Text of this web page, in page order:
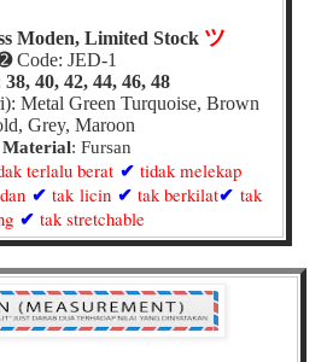
Moden, Limited Stock ツ
Code: JED-1
38, 40, 42, 44, 46, 48
Metal Green Turquoise, Brown
Grey, Maroon
Material: Fursan
terlalu berat ✔ tidak melekap
✔ tak licin ✔ tak berkilat✔ tak
✔ tak stretchable